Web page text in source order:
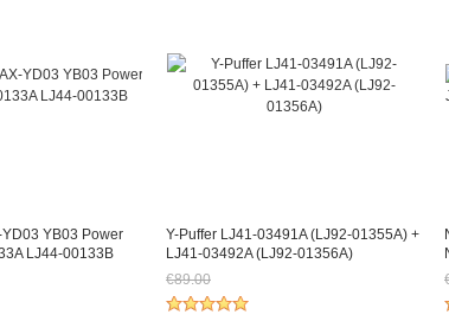
YB03 Power
LJ44-00133B
Y-Puffer LJ41-03491A (LJ92-01355A) +
LJ41-03492A (LJ92-01356A)
€89.00
Jetzt nur noch €82.77